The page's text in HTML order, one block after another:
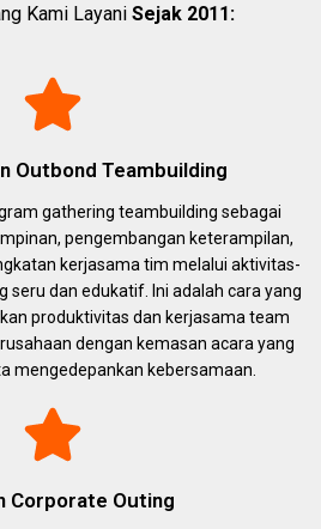
Kami Layani Sejak 2011:
Outbond Teambuilding
gathering teambuilding sebagai
pengembangan keterampilan,
kerjasama tim melalui aktivitas-
seru dan edukatif. Ini adalah cara yang
produktivitas dan kerjasama team
dengan kemasan acara yang
mengedepankan kebersamaan.
Corporate Outing